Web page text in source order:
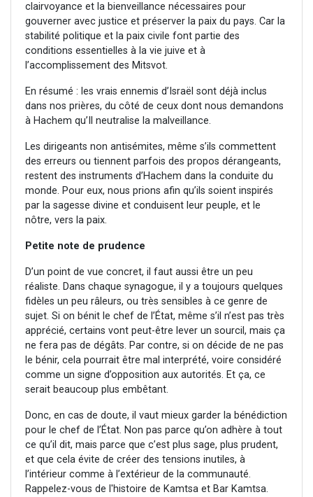
clairvoyance et la bienveillance nécessaires pour
gouverner avec justice et préserver la paix du pays. Car la
stabilité politique et la paix civile font partie des
conditions essentielles à la vie juive et à
l’accomplissement des Mitsvot.
En résumé : les vrais ennemis d’Israël sont déjà inclus
dans nos prières, du côté de ceux dont nous demandons
à Hachem qu’Il neutralise la malveillance.
Les dirigeants non antisémites, même s’ils commettent
des erreurs ou tiennent parfois des propos dérangeants,
restent des instruments d’Hachem dans la conduite du
monde. Pour eux, nous prions afin qu’ils soient inspirés
par la sagesse divine et conduisent leur peuple, et le
nôtre, vers la paix.
Petite note de prudence
D’un point de vue concret, il faut aussi être un peu
réaliste. Dans chaque synagogue, il y a toujours quelques
fidèles un peu râleurs, ou très sensibles à ce genre de
sujet. Si on bénit le chef de l’État, même s’il n’est pas très
apprécié, certains vont peut-être lever un sourcil, mais ça
ne fera pas de dégâts. Par contre, si on décide de ne pas
le bénir, cela pourrait être mal interprété, voire considéré
comme un signe d’opposition aux autorités. Et ça, ce
serait beaucoup plus embêtant.
Donc, en cas de doute, il vaut mieux garder la bénédiction
pour le chef de l’État. Non pas parce qu’on adhère à tout
ce qu’il dit, mais parce que c’est plus sage, plus prudent,
et que cela évite de créer des tensions inutiles, à
l’intérieur comme à l’extérieur de la communauté.
Rappelez-vous de l'histoire de Kamtsa et Bar Kamtsa.